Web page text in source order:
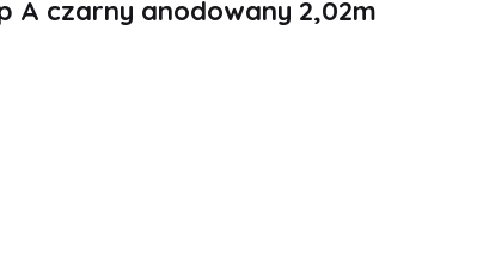
A czarny anodowany 2,02m